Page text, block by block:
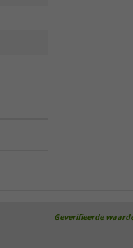
Geverifieerde